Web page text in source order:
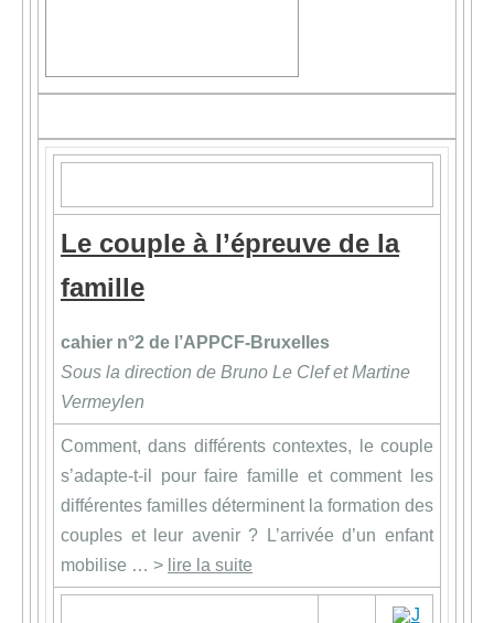
Le couple à l’épreuve de la
famille
cahier n°2 de l’APPCF-Bruxelles
Sous la direction de Bruno Le Clef et Martine
Vermeylen
Comment, dans différents contextes, le couple
s’adapte-t-il pour faire famille et comment les
différentes familles déterminent la formation des
couples et leur avenir ? L’arrivée d’un enfant
mobilise … > lire la suite